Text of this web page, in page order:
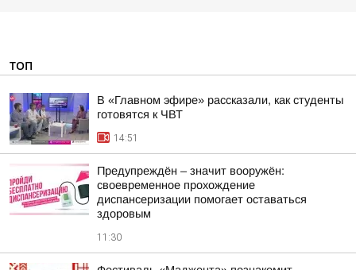
ТОП
В «Главном эфире» рассказали, как студенты
готовятся к ЧВТ
14:51
Предупреждён – значит вооружён:
своевременное прохождение
диспансеризации помогает оставаться
здоровым
11:30